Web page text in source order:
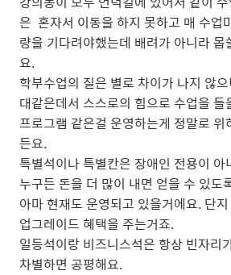
은 혼자서 이동을 하지 못하고 매 수업
량을 기다려야했는데 배려가 아니라 몹
요.
학부수업의 질은 별로 차이가 나지 않
대같은데서 스스로의 힘으로 수업을 들
프로그램 같은걸 운영하는게 정말로 위
든요.
특별석이나 특별칸은 장애인 전용이 아
누구든 돈을 더 많이 내면 얻을 수 있도
아마 현재도 운영되고 있을거에요. 단
업그레이드 혜택을 주는거죠.
일등석이랑 비즈니스석은 항상 빈자리
차별하면 공평해요.